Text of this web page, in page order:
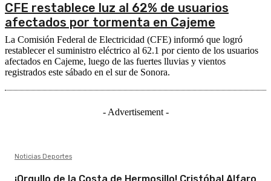
CFE restablece luz al 62% de usuarios
afectados por tormenta en Cajeme
La Comisión Federal de Electricidad (CFE) informó que logró
restablecer el suministro eléctrico al 62.1 por ciento de los usuarios
afectados en Cajeme, luego de las fuertes lluvias y vientos
registrados este sábado en el sur de Sonora.
- Advertisement -
Noticias Deportes